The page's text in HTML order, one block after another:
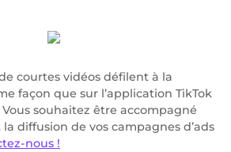
courtes vidéos défilent à la
façon que sur l’application TikTok
Vous souhaitez être accompagné
diffusion de vos campagnes d’ads
nous !